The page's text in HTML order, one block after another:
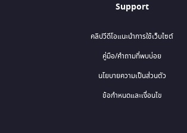
Support
คลิปวีดีโอแนะนำการใช้เว็บไซต์
คู่มือ/คำถามที่พบบ่อย
นโยบายความเป็นส่วนตัว
ข้อกำหนดและเงื่อนไข